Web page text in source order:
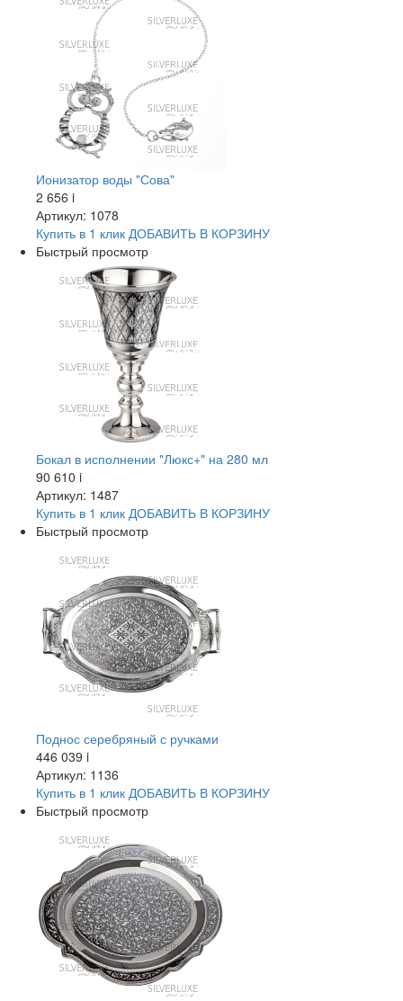
Ионизатор воды "Сова"
2 656 i
Артикул: 1078
Купить в 1 клик ДОБАВИТЬ В КОРЗИНУ
Быстрый просмотр
Бокал в исполнении "Люкс+" на 280 мл
90 610 i
Артикул: 1487
Купить в 1 клик ДОБАВИТЬ В КОРЗИНУ
Быстрый просмотр
Поднос серебряный с ручками
446 039 i
Артикул: 1136
Купить в 1 клик ДОБАВИТЬ В КОРЗИНУ
Быстрый просмотр